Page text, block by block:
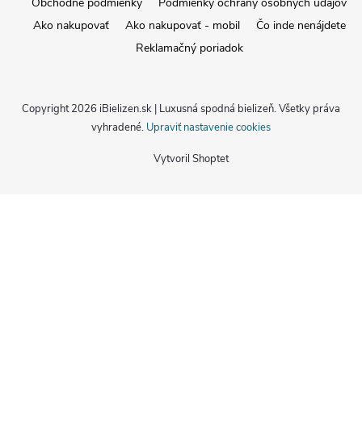
Ako nakupovať
Ako nakupovať - mobil
Čo inde nenájdete
Reklamačný poriadok
Vytvoril Shoptet
Copyright 2026 iBielizen.sk | Luxusná spodná bielizeň. Všetky práva
vyhradené. Upraviť nastavenie cookies